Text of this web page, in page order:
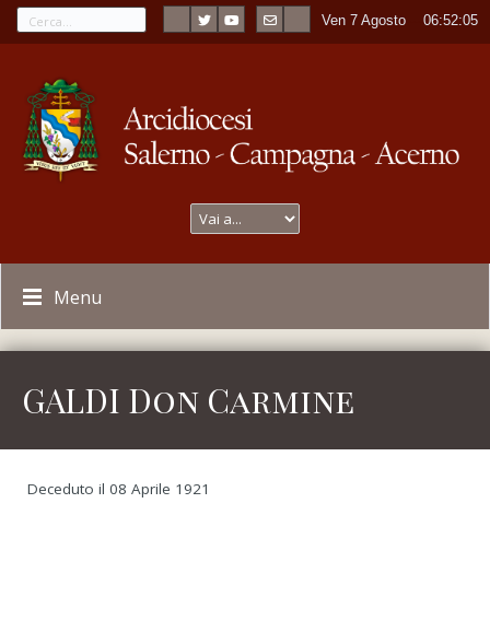
Ven 7 Agosto ----06:52:05
Menu
GALDI Don Carmine
Deceduto il 08 Aprile 1921